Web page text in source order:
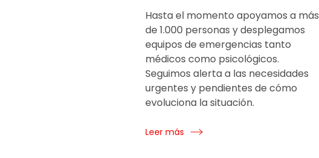
Hasta el momento apoyamos a más
de 1.000 personas y desplegamos
equipos de emergencias tanto
médicos como psicológicos.
Seguimos alerta a las necesidades
urgentes y pendientes de cómo
evoluciona la situación.
Leer más